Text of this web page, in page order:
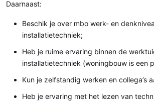
Daarnaast:
Beschik je over mbo werk- en
installatietechniek;
Heb je ruime ervaring binnen de
installatietechniek (woningbouw is een
Kun je zelfstandig werken en collega’s
Heb je ervaring met het lezen van